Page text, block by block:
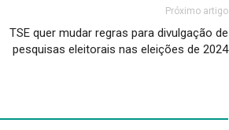
Próximo artigo
TSE quer mudar regras para divulgação de
pesquisas eleitorais nas eleições de 2024